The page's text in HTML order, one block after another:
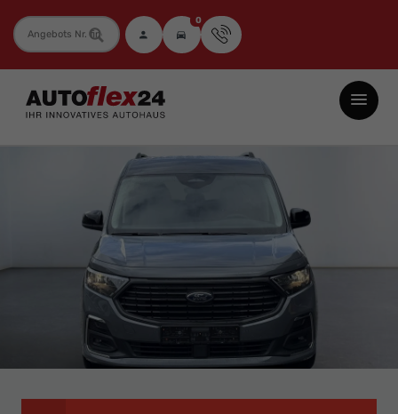
Fahrzeugnummer 0
Autoflex24
GmbH
-
Jahreswagen
Gebrauchtwagen
Ihr